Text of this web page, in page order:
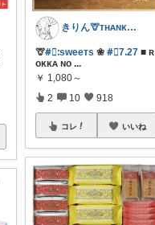
きりん🦒ᴛʜᴀɴᴋs ᴀʟᴡᴀʏs.
🦒#⃞ᱺsᴡeeᴛs ❀#⃞7ᱹ27 ■ ʀ
ᴏᴋᴋᴀ ɴᴏ...
￥ 1,080～
2 10 918
コレ いいね